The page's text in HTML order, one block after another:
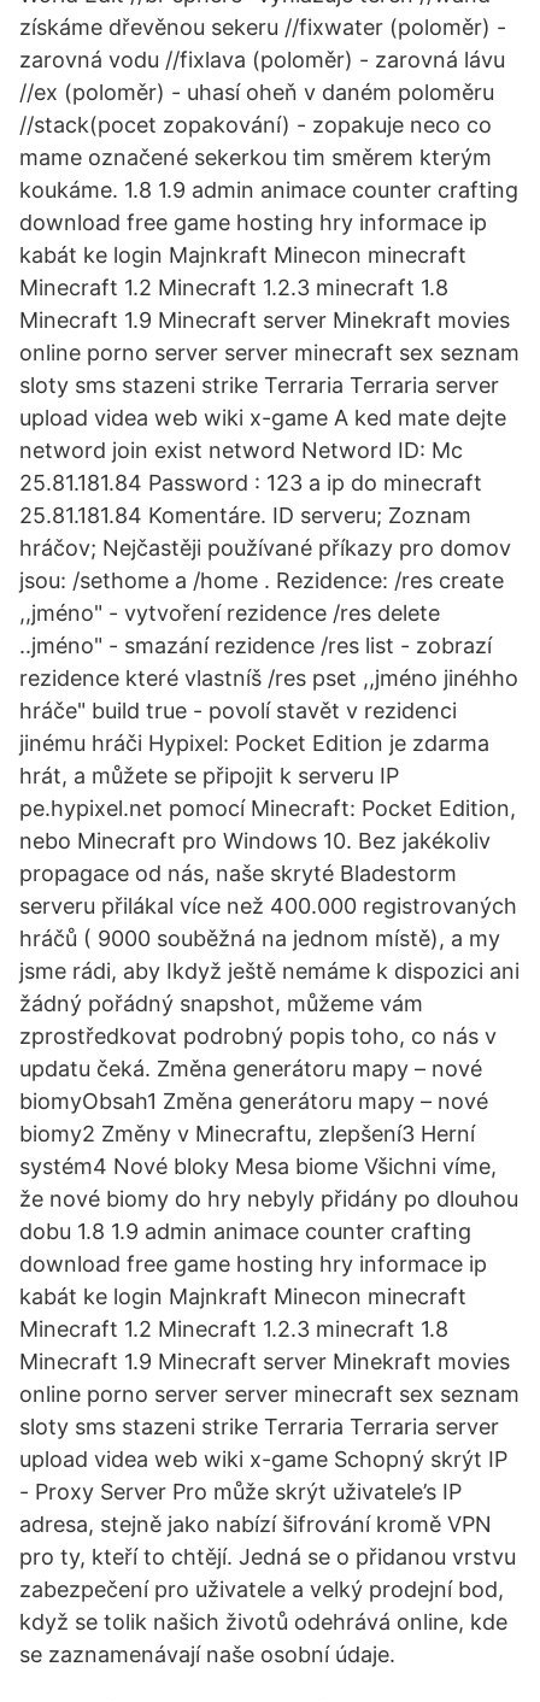
získáme dřevěnou sekeru //fixwater (poloměr) -
zarovná vodu //fixlava (poloměr) - zarovná lávu
//ex (poloměr) - uhasí oheň v daném poloměru
//stack(pocet zopakování) - zopakuje neco co
mame označené sekerkou tim směrem kterým
koukáme. 1.8 1.9 admin animace counter crafting
download free game hosting hry informace ip
kabát ke login Majnkraft Minecon minecraft
Minecraft 1.2 Minecraft 1.2.3 minecraft 1.8
Minecraft 1.9 Minecraft server Minekraft movies
online porno server server minecraft sex seznam
sloty sms stazeni strike Terraria Terraria server
upload videa web wiki x-game A ked mate dejte
netword join exist netword Netword ID: Mc
25.81.181.84 Password : 123 a ip do minecraft
25.81.181.84 Komentáre. ID serveru; Zoznam
hráčov; Nejčastěji používané příkazy pro domov
jsou: /sethome a /home . Rezidence: /res create
,,jméno" - vytvoření rezidence /res delete
..jméno" - smazání rezidence /res list - zobrazí
rezidence které vlastníš /res pset ,,jméno jinéhho
hráče" build true - povolí stavět v rezidenci
jinému hráči Hypixel: Pocket Edition je zdarma
hrát, a můžete se připojit k serveru IP
pe.hypixel.net pomocí Minecraft: Pocket Edition,
nebo Minecraft pro Windows 10. Bez jakékoliv
propagace od nás, naše skryté Bladestorm
serveru přilákal více než 400.000 registrovaných
hráčů ( 9000 souběžná na jednom místě), a my
jsme rádi, aby Ikdyž ještě nemáme k dispozici ani
žádný pořádný snapshot, můžeme vám
zprostředkovat podrobný popis toho, co nás v
updatu čeká. Změna generátoru mapy – nové
biomyObsah1 Změna generátoru mapy – nové
biomy2 Změny v Minecraftu, zlepšení3 Herní
systém4 Nové bloky Mesa biome Všichni víme,
že nové biomy do hry nebyly přidány po dlouhou
dobu 1.8 1.9 admin animace counter crafting
download free game hosting hry informace ip
kabát ke login Majnkraft Minecon minecraft
Minecraft 1.2 Minecraft 1.2.3 minecraft 1.8
Minecraft 1.9 Minecraft server Minekraft movies
online porno server server minecraft sex seznam
sloty sms stazeni strike Terraria Terraria server
upload videa web wiki x-game Schopný skrýt IP
- Proxy Server Pro může skrýt uživatele’s IP
adresa, stejně jako nabízí šifrování kromě VPN
pro ty, kteří to chtějí. Jedná se o přidanou vrstvu
zabezpečení pro uživatele a velký prodejní bod,
když se tolik našich životů odehrává online, kde
se zaznamenávají naše osobní údaje.